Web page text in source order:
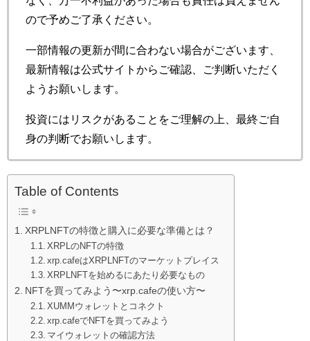
ので予めご了承ください。
一部情報の更新が間に合わない場合がございます、
最新情報は公式サイトからご確認、ご判断いただく
ようお願いします。
投資にはリスクがあることをご理解の上、最終ご自
身の判断でお願いします。
Table of Contents
XRPLNFTの特徴と購入に必要な準備とは？
XRPLのNFTの特徴
xrp.cafeはXRPLNFTのマーケットプレイス
XRPLNFTを始めるにあたり必要なもの
NFTを買ってみよう〜xrp.cafeの使い方〜
XUMMウォレットとコネクト
xrp.cafeでNFTを買ってみよう
マイウォレットの確認方法